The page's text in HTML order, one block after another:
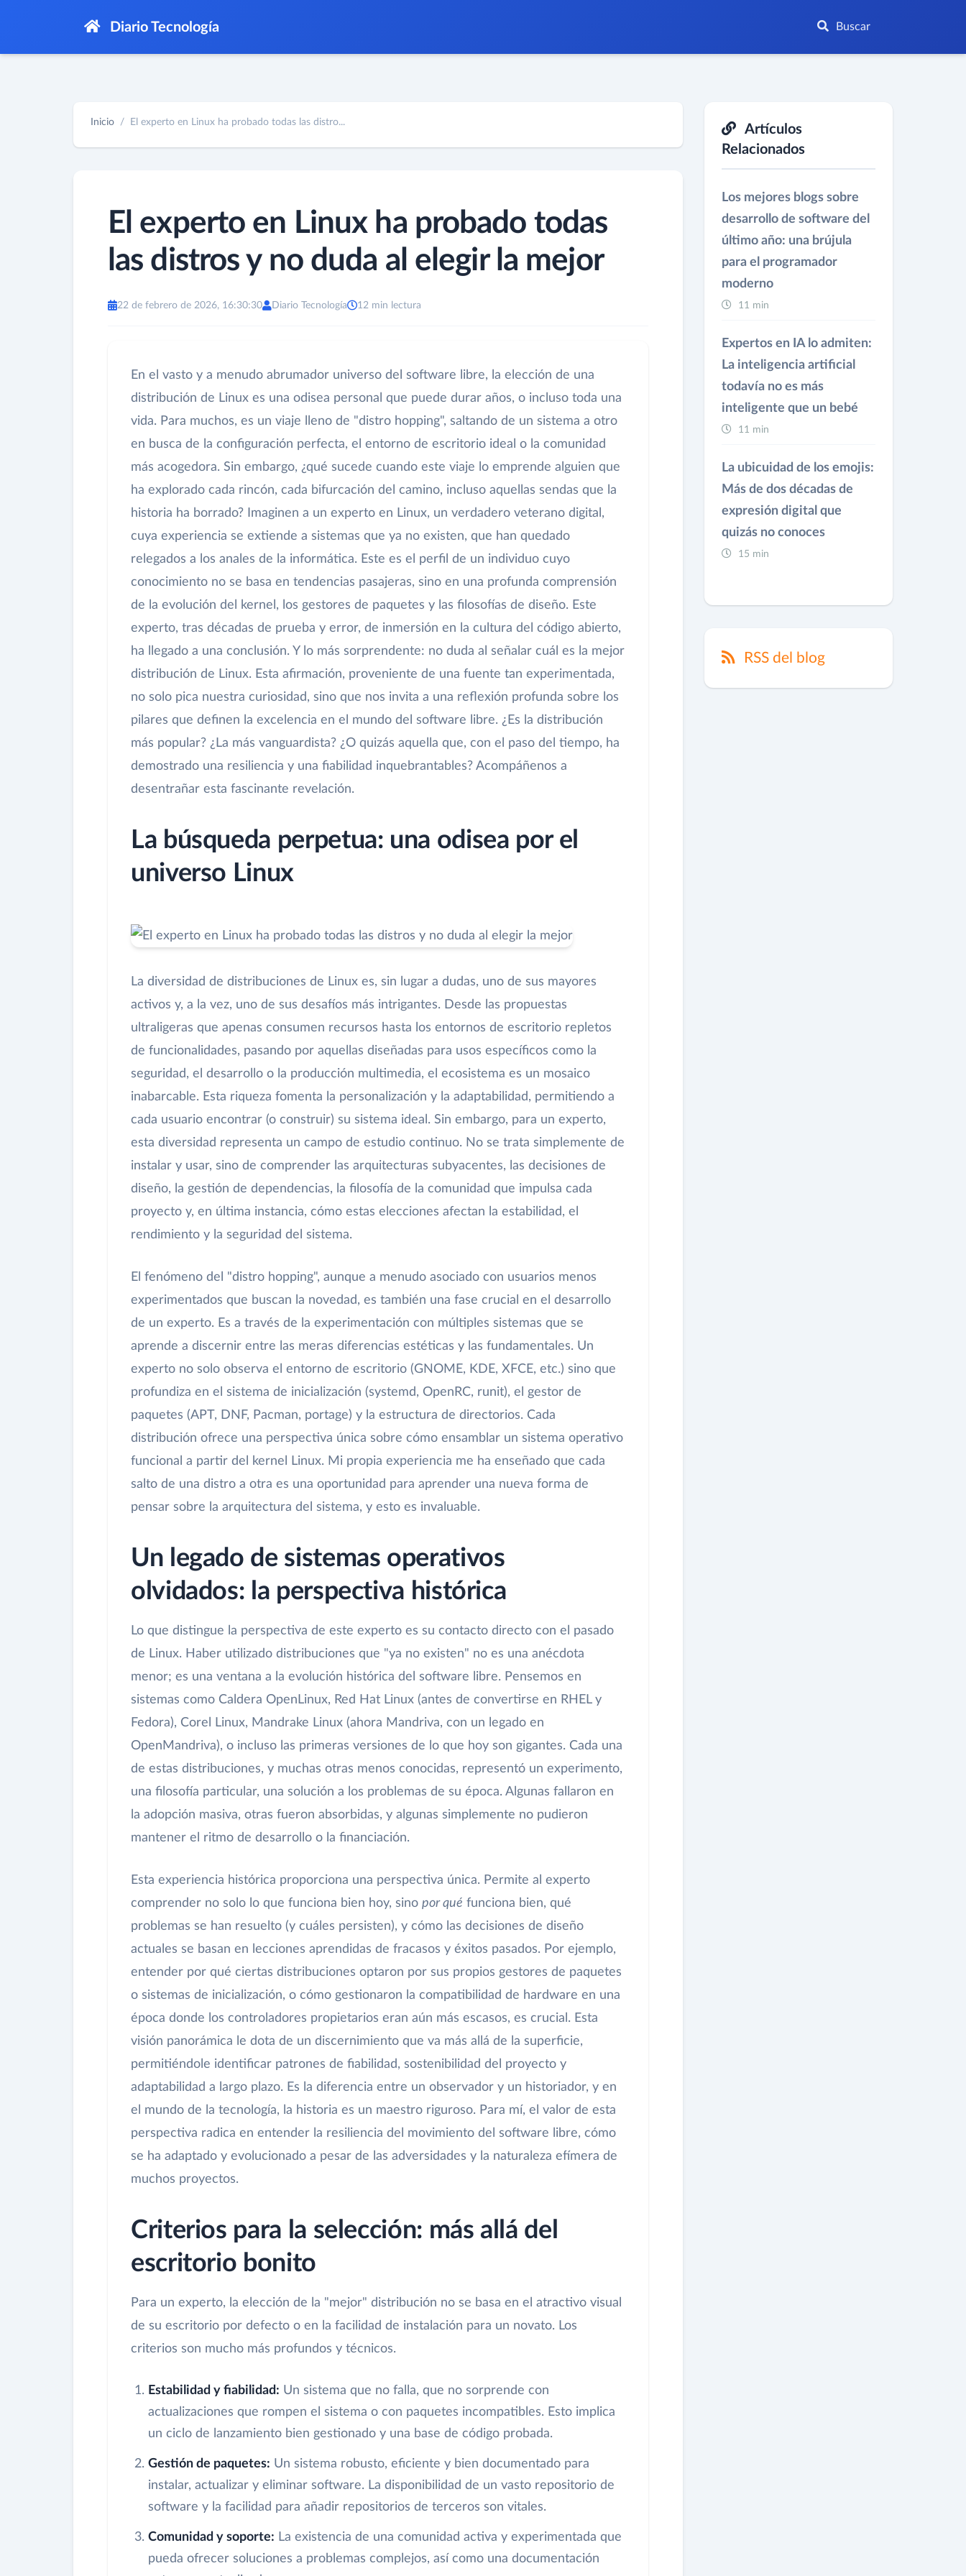
Diario Tecnología Buscar
Inicio El experto en Linux ha probado todas las distro...
El experto en Linux ha probado todas
las distros y no duda al elegir la mejor
22 de febrero de 2026, 16:30:30 Diario Tecnología 12 min lectura
En el vasto y a menudo abrumador universo del software libre, la elección de una
distribución de Linux es una odisea personal que puede durar años, o incluso toda una
vida. Para muchos, es un viaje lleno de "distro hopping", saltando de un sistema a otro
en busca de la configuración perfecta, el entorno de escritorio ideal o la comunidad
más acogedora. Sin embargo, ¿qué sucede cuando este viaje lo emprende alguien que
ha explorado cada rincón, cada bifurcación del camino, incluso aquellas sendas que la
historia ha borrado? Imaginen a un experto en Linux, un verdadero veterano digital,
cuya experiencia se extiende a sistemas que ya no existen, que han quedado
relegados a los anales de la informática. Este es el perfil de un individuo cuyo
conocimiento no se basa en tendencias pasajeras, sino en una profunda comprensión
de la evolución del kernel, los gestores de paquetes y las filosofías de diseño. Este
experto, tras décadas de prueba y error, de inmersión en la cultura del código abierto,
ha llegado a una conclusión. Y lo más sorprendente: no duda al señalar cuál es la mejor
distribución de Linux. Esta afirmación, proveniente de una fuente tan experimentada,
no solo pica nuestra curiosidad, sino que nos invita a una reflexión profunda sobre los
pilares que definen la excelencia en el mundo del software libre. ¿Es la distribución
más popular? ¿La más vanguardista? ¿O quizás aquella que, con el paso del tiempo, ha
demostrado una resiliencia y una fiabilidad inquebrantables? Acompáñenos a
desentrañar esta fascinante revelación.
La búsqueda perpetua: una odisea por el
universo Linux
La diversidad de distribuciones de Linux es, sin lugar a dudas, uno de sus mayores
activos y, a la vez, uno de sus desafíos más intrigantes. Desde las propuestas
ultraligeras que apenas consumen recursos hasta los entornos de escritorio repletos
de funcionalidades, pasando por aquellas diseñadas para usos específicos como la
seguridad, el desarrollo o la producción multimedia, el ecosistema es un mosaico
inabarcable. Esta riqueza fomenta la personalización y la adaptabilidad, permitiendo a
cada usuario encontrar (o construir) su sistema ideal. Sin embargo, para un experto,
esta diversidad representa un campo de estudio continuo. No se trata simplemente de
instalar y usar, sino de comprender las arquitecturas subyacentes, las decisiones de
diseño, la gestión de dependencias, la filosofía de la comunidad que impulsa cada
proyecto y, en última instancia, cómo estas elecciones afectan la estabilidad, el
rendimiento y la seguridad del sistema.
El fenómeno del "distro hopping", aunque a menudo asociado con usuarios menos
experimentados que buscan la novedad, es también una fase crucial en el desarrollo
de un experto. Es a través de la experimentación con múltiples sistemas que se
aprende a discernir entre las meras diferencias estéticas y las fundamentales. Un
experto no solo observa el entorno de escritorio (GNOME, KDE, XFCE, etc.) sino que
profundiza en el sistema de inicialización (systemd, OpenRC, runit), el gestor de
paquetes (APT, DNF, Pacman, portage) y la estructura de directorios. Cada
distribución ofrece una perspectiva única sobre cómo ensamblar un sistema operativo
funcional a partir del kernel Linux. Mi propia experiencia me ha enseñado que cada
salto de una distro a otra es una oportunidad para aprender una nueva forma de
pensar sobre la arquitectura del sistema, y esto es invaluable.
Un legado de sistemas operativos
olvidados: la perspectiva histórica
Lo que distingue la perspectiva de este experto es su contacto directo con el pasado
de Linux. Haber utilizado distribuciones que "ya no existen" no es una anécdota
menor; es una ventana a la evolución histórica del software libre. Pensemos en
sistemas como Caldera OpenLinux, Red Hat Linux (antes de convertirse en RHEL y
Fedora), Corel Linux, Mandrake Linux (ahora Mandriva, con un legado en
OpenMandriva), o incluso las primeras versiones de lo que hoy son gigantes. Cada una
de estas distribuciones, y muchas otras menos conocidas, representó un experimento,
una filosofía particular, una solución a los problemas de su época. Algunas fallaron en
la adopción masiva, otras fueron absorbidas, y algunas simplemente no pudieron
mantener el ritmo de desarrollo o la financiación.
Esta experiencia histórica proporciona una perspectiva única. Permite al experto
comprender no solo lo que funciona bien hoy, sino por qué funciona bien, qué
problemas se han resuelto (y cuáles persisten), y cómo las decisiones de diseño
actuales se basan en lecciones aprendidas de fracasos y éxitos pasados. Por ejemplo,
entender por qué ciertas distribuciones optaron por sus propios gestores de paquetes
o sistemas de inicialización, o cómo gestionaron la compatibilidad de hardware en una
época donde los controladores propietarios eran aún más escasos, es crucial. Esta
visión panorámica le dota de un discernimiento que va más allá de la superficie,
permitiéndole identificar patrones de fiabilidad, sostenibilidad del proyecto y
adaptabilidad a largo plazo. Es la diferencia entre un observador y un historiador, y en
el mundo de la tecnología, la historia es un maestro riguroso. Para mí, el valor de esta
perspectiva radica en entender la resiliencia del movimiento del software libre, cómo
se ha adaptado y evolucionado a pesar de las adversidades y la naturaleza efímera de
muchos proyectos.
Criterios para la selección: más allá del
escritorio bonito
Para un experto, la elección de la "mejor" distribución no se basa en el atractivo visual
de su escritorio por defecto o en la facilidad de instalación para un novato. Los
criterios son mucho más profundos y técnicos.
Estabilidad y fiabilidad: Un sistema que no falla, que no sorprende con
actualizaciones que rompen el sistema o con paquetes incompatibles. Esto implica
un ciclo de lanzamiento bien gestionado y una base de código probada.
Gestión de paquetes: Un sistema robusto, eficiente y bien documentado para
instalar, actualizar y eliminar software. La disponibilidad de un vasto repositorio de
software y la facilidad para añadir repositorios de terceros son vitales.
Comunidad y soporte: La existencia de una comunidad activa y experimentada que
pueda ofrecer soluciones a problemas complejos, así como una documentación
Artículos
Relacionados
Los mejores blogs sobre
desarrollo de software del
último año: una brújula
para el programador
moderno
11 min
Expertos en IA lo admiten:
La inteligencia artificial
todavía no es más
inteligente que un bebé
11 min
La ubicuidad de los emojis:
Más de dos décadas de
expresión digital que
quizás no conoces
15 min
RSS del blog